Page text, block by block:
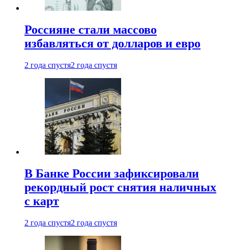
Россияне стали массово
избавляться от долларов и евро
2 года спустя2 года спустя
В Банке России зафиксировали
рекордный рост снятия наличных
с карт
2 года спустя2 года спустя